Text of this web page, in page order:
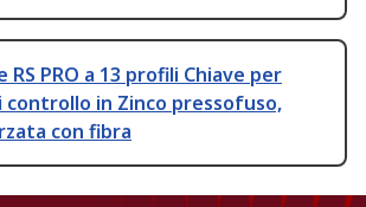
RS PRO a 13 profili Chiave per
in Zinco pressofuso,
con fibra